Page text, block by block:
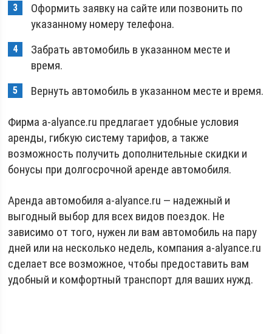
Оформить заявку на сайте или позвонить по
указанному номеру телефона.
Забрать автомобиль в указанном месте и
время.
Вернуть автомобиль в указанном месте и время.
Фирма a-alyance.ru предлагает удобные условия
аренды, гибкую систему тарифов, а также
возможность получить дополнительные скидки и
бонусы при долгосрочной аренде автомобиля.
Аренда автомобиля a-alyance.ru — надежный и
выгодный выбор для всех видов поездок. Не
зависимо от того, нужен ли вам автомобиль на пару
дней или на несколько недель, компания a-alyance.ru
сделает все возможное, чтобы предоставить вам
удобный и комфортный транспорт для ваших нужд.